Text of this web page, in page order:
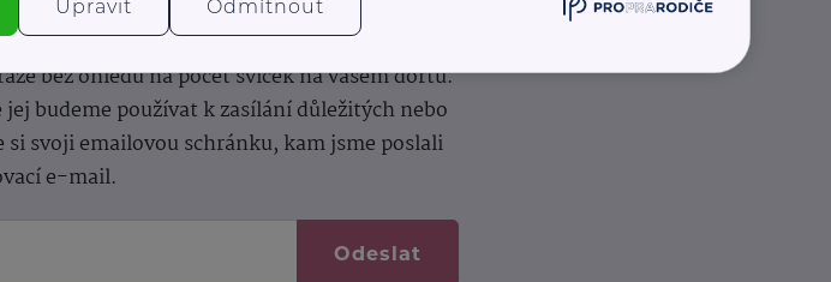
pro prarodiče
bez ohledu na počet svíček na vašem dortu.
budeme používat k zasílání důležitých nebo
svoji emailovou schránku, kam jsme poslali
e-mail.
Odeslat
Upravit Odmítnout